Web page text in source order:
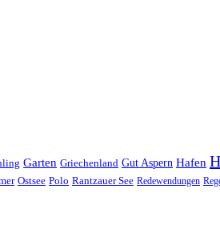
Garten Griechenland Gut Aspern Hafen
Ostsee Polo Rantzauer See Redewendungen